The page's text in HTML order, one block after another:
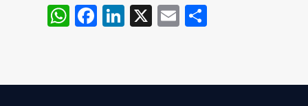
W
s
F
e
Li
e
X E
l e